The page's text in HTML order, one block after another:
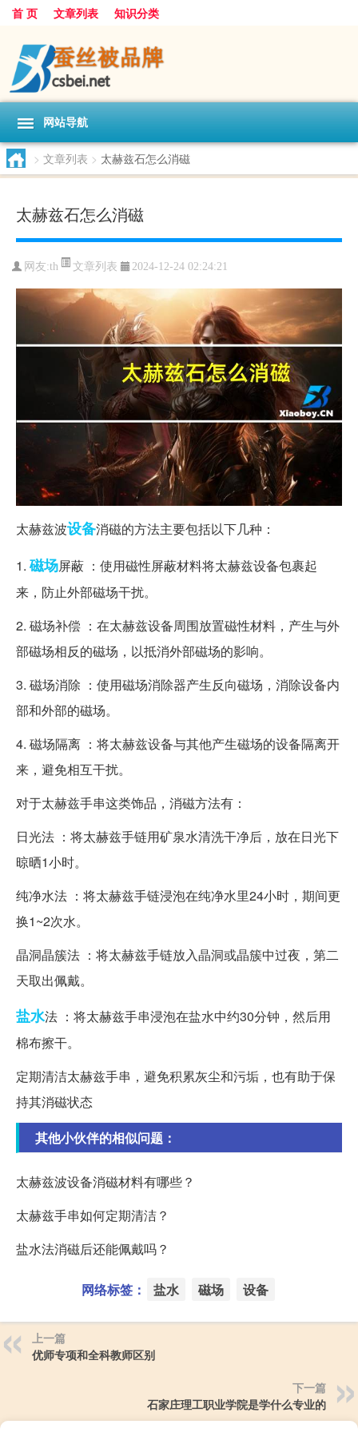
首 页 文章列表 知识分类
网站导航
> 文章列表 > 太赫兹石怎么消磁
太赫兹石怎么消磁
网友:th 文章列表 2024-12-24 02:24:21
太赫兹波设备消磁的方法主要包括以下几种：
1.磁场屏蔽 ：使用磁性屏蔽材料将太赫兹设备包裹起
来，防止外部磁场干扰。
2. 磁场补偿 ：在太赫兹设备周围放置磁性材料，产生与外
部磁场相反的磁场，以抵消外部磁场的影响。
3. 磁场消除 ：使用磁场消除器产生反向磁场，消除设备内
部和外部的磁场。
4. 磁场隔离 ：将太赫兹设备与其他产生磁场的设备隔离开
来，避免相互干扰。
对于太赫兹手串这类饰品，消磁方法有：
日光法 ：将太赫兹手链用矿泉水清洗干净后，放在日光下
晾晒1小时。
纯净水法 ：将太赫兹手链浸泡在纯净水里24小时，期间更
换1~2次水。
晶洞晶簇法 ：将太赫兹手链放入晶洞或晶簇中过夜，第二
天取出佩戴。
盐水法 ：将太赫兹手串浸泡在盐水中约30分钟，然后用
棉布擦干。
定期清洁太赫兹手串，避免积累灰尘和污垢，也有助于保
持其消磁状态
其他小伙伴的相似问题：
太赫兹波设备消磁材料有哪些？
太赫兹手串如何定期清洁？
盐水法消磁后还能佩戴吗？
网络标签： 盐水 磁场 设备
上一篇
优师专项和全科教师区别
下一篇
石家庄理工职业学院是学什么专业的